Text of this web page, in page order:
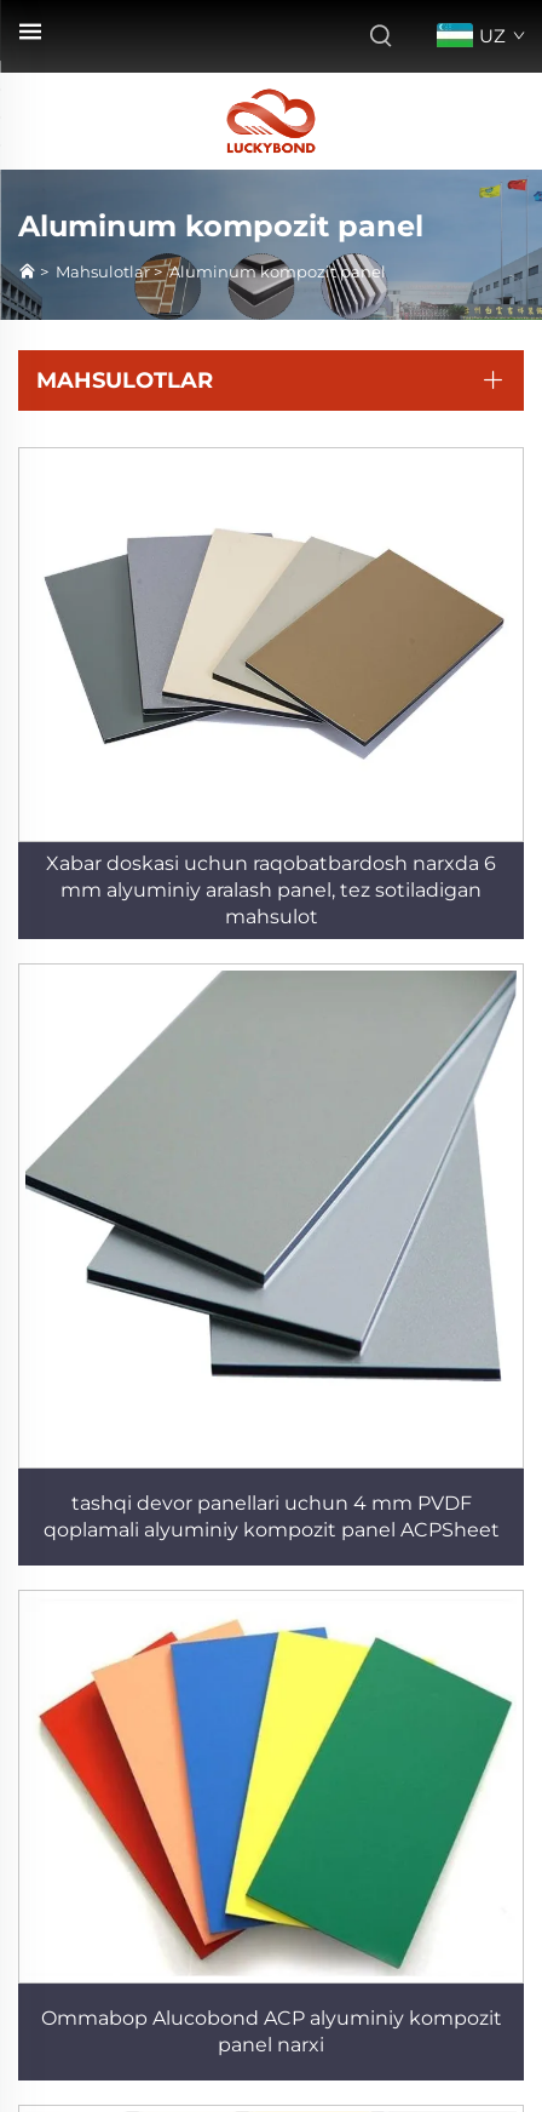
UZ
Aluminum kompozit panel
> Mahsulotlar>Aluminum kompozit panel
MAHSULOTLAR
Xabar doskasi uchun raqobatbardosh narxda 6
mm alyuminiy aralash panel, tez sotiladigan
mahsulot
tashqi devor panellari uchun 4 mm PVDF
qoplamali alyuminiy kompozit panel ACPSheet
Ommabop Alucobond ACP alyuminiy kompozit
panel narxi